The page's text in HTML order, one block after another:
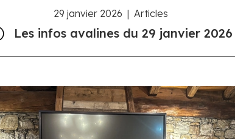
29 janvier 2026 | Articles
Les infos avalines du 29 janvier 2026